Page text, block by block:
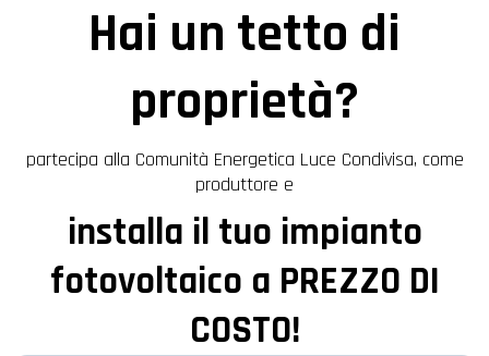
Hai un tetto di
proprietà?
partecipa alla Comunità Energetica Luce Condivisa, come
produttore e
installa il tuo impianto
fotovoltaico a PREZZO DI
COSTO!